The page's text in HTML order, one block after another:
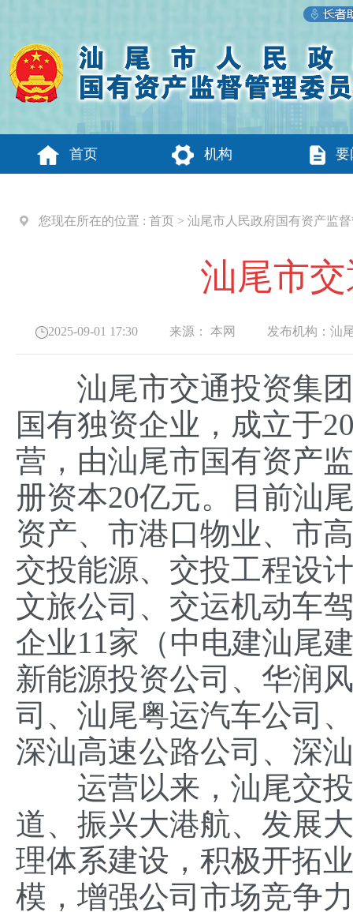
首页 机构 要
您现在所在的位置 : 首页 > 汕尾市人民政府国有资产监
汕尾市
2025-09-01 17:30 来源： 本网 发布机构： 汕
汕尾市交通投资集团
国有独资企业，成立于
营，由汕尾市国有资产
册资本20亿元。目前汕
资产、市港口物业、市
交投能源、交投工程设
文旅公司、交运机动车
企业11家（中电建汕尾
新能源投资公司、华润
司、汕尾粤运汽车公司
深汕高速公路公司、深
运营以来，汕尾交投
道、振兴大港航、发展
理体系建设，积极开拓
模，增强公司市场竞争